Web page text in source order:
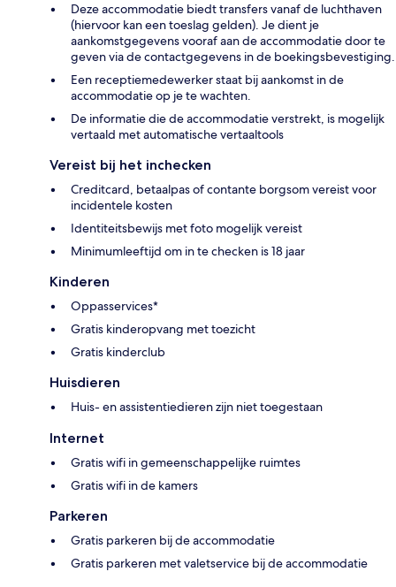
Deze accommodatie biedt transfers vanaf de luchthaven
(hiervoor kan een toeslag gelden). Je dient je
aankomstgegevens vooraf aan de accommodatie door te
geven via de contactgegevens in de boekingsbevestiging.
Een receptiemedewerker staat bij aankomst in de
accommodatie op je te wachten.
De informatie die de accommodatie verstrekt, is mogelijk
vertaald met automatische vertaaltools
Vereist bij het inchecken
Creditcard, betaalpas of contante borgsom vereist voor
incidentele kosten
Identiteitsbewijs met foto mogelijk vereist
Minimumleeftijd om in te checken is 18 jaar
Kinderen
Oppasservices*
Gratis kinderopvang met toezicht
Gratis kinderclub
Huisdieren
Huis- en assistentiedieren zijn niet toegestaan
Internet
Gratis wifi in gemeenschappelijke ruimtes
Gratis wifi in de kamers
Parkeren
Gratis parkeren bij de accommodatie
Gratis parkeren met valetservice bij de accommodatie